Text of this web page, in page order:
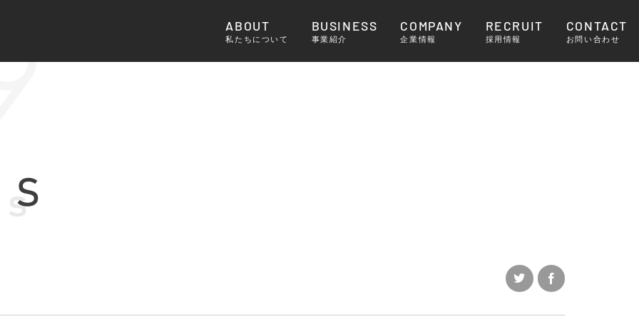
ABOUT
私たちについて
BUSINESS
事業紹介
COMPANY
企業情報
RECRUIT
採用情報
CONTACT
お問い合わせ